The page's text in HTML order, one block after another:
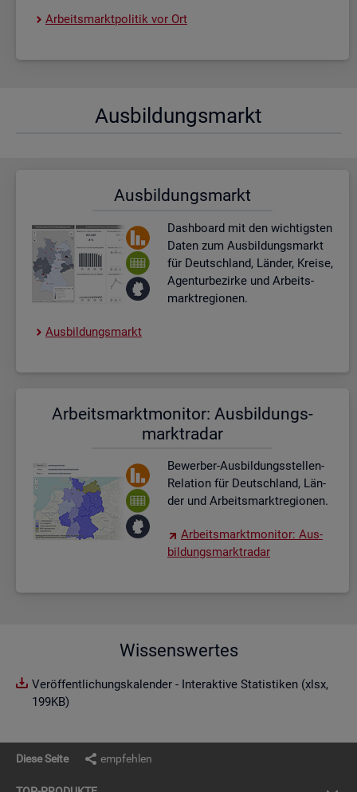
Ar­beits­markt­po­li­tik vor Ort
Aus­bil­dungs­markt
Aus­bil­dungs­markt
Dash­board mit den wich­tigs­ten
Daten zum Aus­bil­dungs­markt
für Deutsch­land, Län­der, Krei­se,
Agen­tur­be­zir­ke und Ar­beits­
markt­re­gio­nen.
Aus­bil­dungs­markt
Ar­beits­markt­mo­ni­tor: Aus­bil­dungs­
markt­ra­dar
Be­wer­ber-Aus­bil­dungs­stel­len-
Re­la­ti­on für Deutsch­land, Län­
der und Ar­beits­markt­re­gio­nen.
Ar­beits­markt­mo­ni­tor: Aus­
bil­dungs­markt­ra­dar
Wissenswertes
Veröffentlichungskalender - Interaktive Statistiken (xlsx,
199KB)
Diese Seite empfehlen